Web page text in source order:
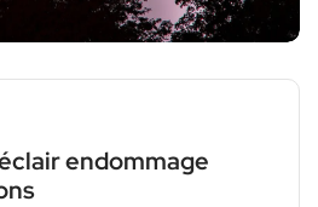
endommage